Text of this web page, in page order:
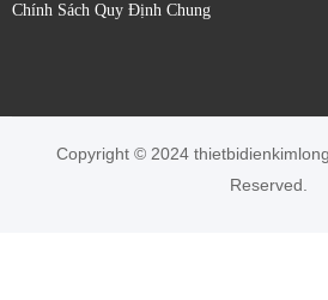
Chính Sách Quy Định Chung
Copyright © 2024
Reserved.